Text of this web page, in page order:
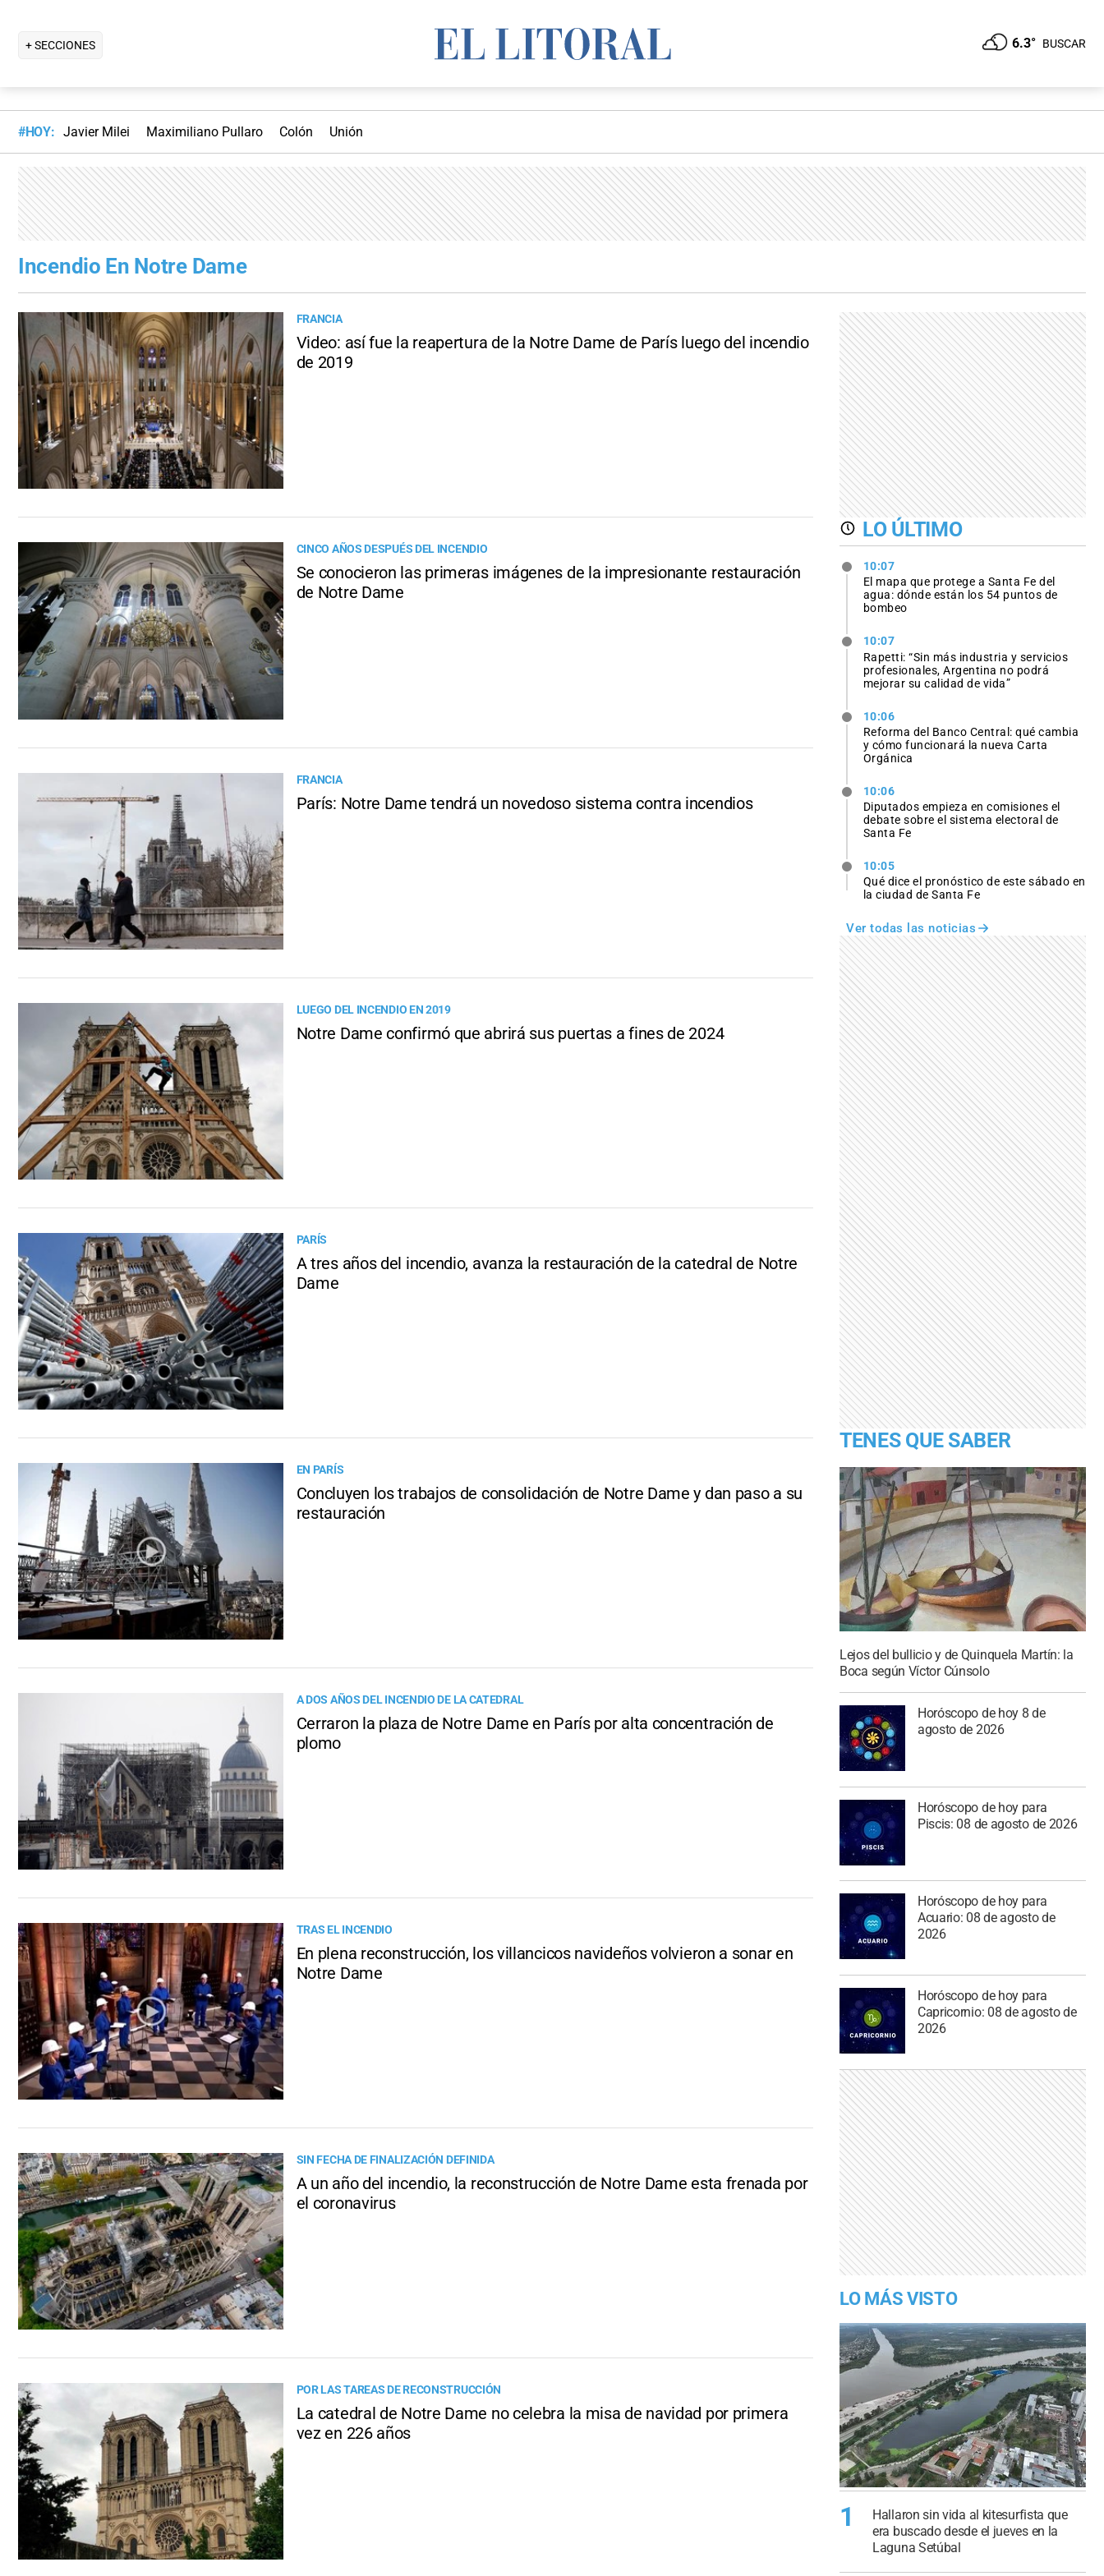
+ SECCIONES 6.3° BUSCAR
#HOY: Javier Milei Maximiliano Pullaro Colón Unión
Incendio En Notre Dame
FRANCIA
Video: así fue la reapertura de la Notre Dame de París luego del incendio
de 2019
CINCO AÑOS DESPUÉS DEL INCENDIO
Se conocieron las primeras imágenes de la impresionante restauración
de Notre Dame
FRANCIA
París: Notre Dame tendrá un novedoso sistema contra incendios
LUEGO DEL INCENDIO EN 2019
Notre Dame confirmó que abrirá sus puertas a fines de 2024
PARÍS
A tres años del incendio, avanza la restauración de la catedral de Notre
Dame
EN PARÍS
Concluyen los trabajos de consolidación de Notre Dame y dan paso a su
restauración
A DOS AÑOS DEL INCENDIO DE LA CATEDRAL
Cerraron la plaza de Notre Dame en París por alta concentración de
plomo
TRAS EL INCENDIO
En plena reconstrucción, los villancicos navideños volvieron a sonar en
Notre Dame
SIN FECHA DE FINALIZACIÓN DEFINIDA
A un año del incendio, la reconstrucción de Notre Dame esta frenada por
el coronavirus
POR LAS TAREAS DE RECONSTRUCCIÓN
La catedral de Notre Dame no celebra la misa de navidad por primera
vez en 226 años
LO ÚLTIMO
10:07
El mapa que protege a Santa Fe del
agua: dónde están los 54 puntos de
bombeo
10:07
Rapetti: “Sin más industria y servicios
profesionales, Argentina no podrá
mejorar su calidad de vida”
10:06
Reforma del Banco Central: qué cambia
y cómo funcionará la nueva Carta
Orgánica
10:06
Diputados empieza en comisiones el
debate sobre el sistema electoral de
Santa Fe
10:05
Qué dice el pronóstico de este sábado en
la ciudad de Santa Fe
Ver todas las noticias
TENES QUE SABER
Lejos del bullicio y de Quinquela Martín: la
Boca según Víctor Cúnsolo
Horóscopo de hoy 8 de
agosto de 2026
Horóscopo de hoy para
Piscis: 08 de agosto de 2026
Horóscopo de hoy para
Acuario: 08 de agosto de
2026
Horóscopo de hoy para
Capricornio: 08 de agosto de
2026
LO MÁS VISTO
1
Hallaron sin vida al kitesurfista que
era buscado desde el jueves en la
Laguna Setúbal